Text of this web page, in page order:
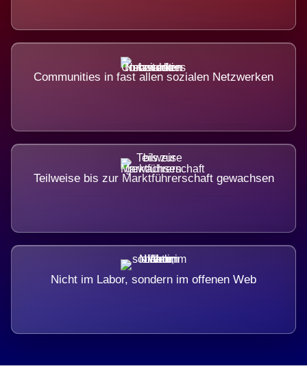
Communities in fast allen sozialen Netzwerken
Teilweise bis zur Marktführerschaft gewachsen
Nicht im Labor, sondern im offenen Web